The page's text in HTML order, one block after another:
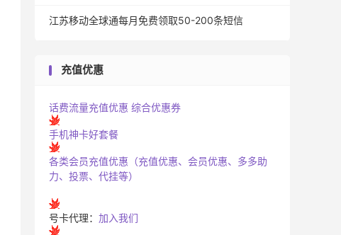
江苏移动全球通每月免费领取50-200条短信
充值优惠
话费流量充值优惠 综合优惠券
手机神卡好套餐
各类会员充值优惠（充值优惠、会员优惠、多多助
力、投票、代挂等）
号卡代理： 加入我们